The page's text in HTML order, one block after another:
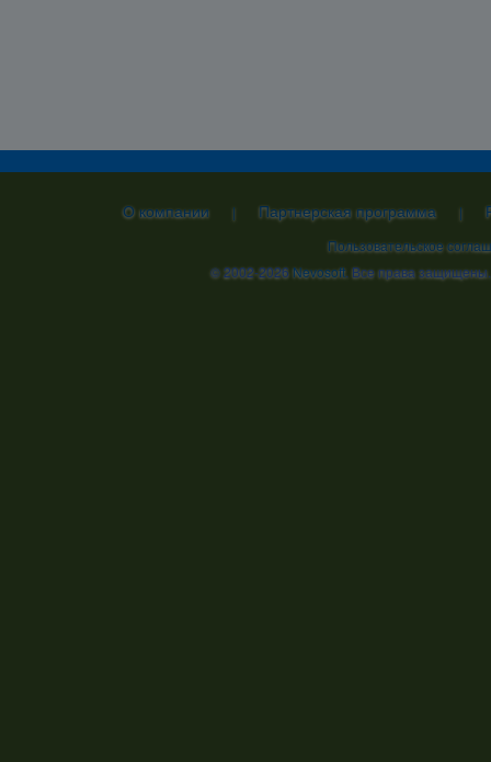
О компании | Партнерская программа |
Пользовательское
© 2002-2026Nevosoft. Все права защищены